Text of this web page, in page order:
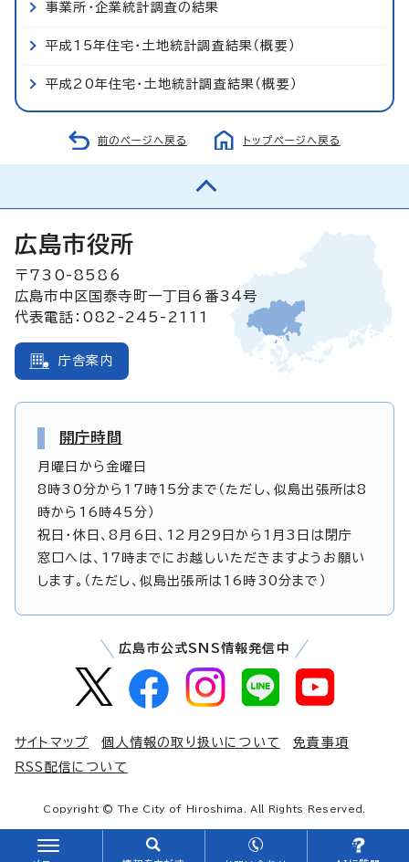
事業所・企業統計調査の結果
平成15年住宅・土地統計調査結果（概要）
平成20年住宅・土地統計調査結果（概要）
前のページへ戻る トップページへ戻る
広島市役所
〒730-8586
広島市中区国泰寺町一丁目6番34号
代表電話：082-245-2111
庁舎案内
開庁時間
月曜日から金曜日
8時30分から17時15分まで（ただし、似島出張所は8
時から16時45分）
祝日・休日、8月6日、12月29日から1月3日は閉庁
窓口へは、17時までにお越しいただきますようお願い
します。（ただし、似島出張所は16時30分まで）
広島市公式SNS情報発信中
サイトマップ 個人情報の取り扱いについて
免責事項
RSS配信について
Copyright © The City of Hiroshima. All Rights Reserved.